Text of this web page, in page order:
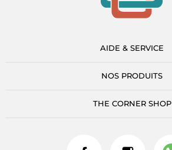
AIDE & SERVICE
NOS PRODUITS
THE CORNER SHOP